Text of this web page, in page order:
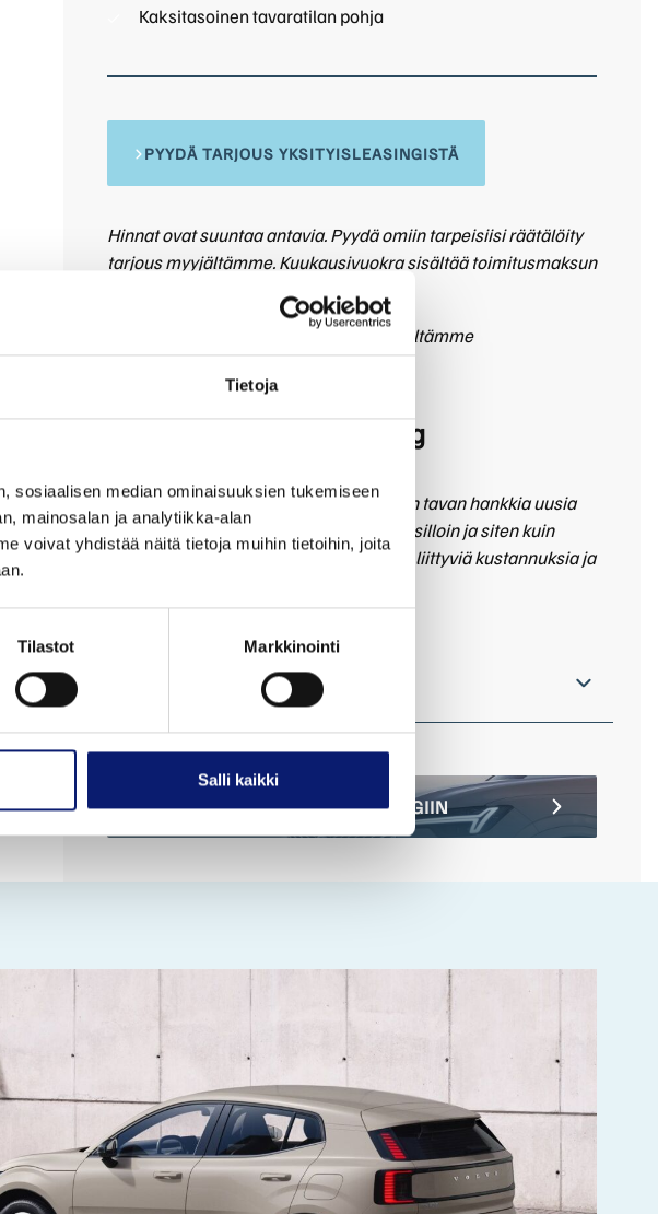
Tietoja
sosiaalisen median ominaisuuksien tukemiseen
mainosalan ja analytiikka-alan
voivat yhdistää näitä tietoja muihin tietoihin, joita
Tilastot Markkinointi
Salli kaikki
Kaksitasoinen tavaratilan pohja
PYYDÄ TARJOUS YKSITYISLEASINGISTÄ
Hinnat ovat suuntaa antavia. Pyydä omiin tarpeisiisi räätälöity
tarjous myyjältämme. Kuukausivuokra sisältää toimitusmaksun
Hinnat ovat suuntaa-antavia. Kysy myyjiltämme
yksityisleasingtarjous!
Volvo EX30 yksityisleasing
Tarjoamme sinulle helpon ja riskittömän tavan hankkia uusia
auto. Yksityisleasing tarkoittaa autoilua silloin ja siten kuin
sinulle sopii, ilman auton omistamiseen liittyviä kustannuksia ja
Lue lisää yksityisleasingistä
TUTUSTU BILIA-YKSITYISLEASINGIIN